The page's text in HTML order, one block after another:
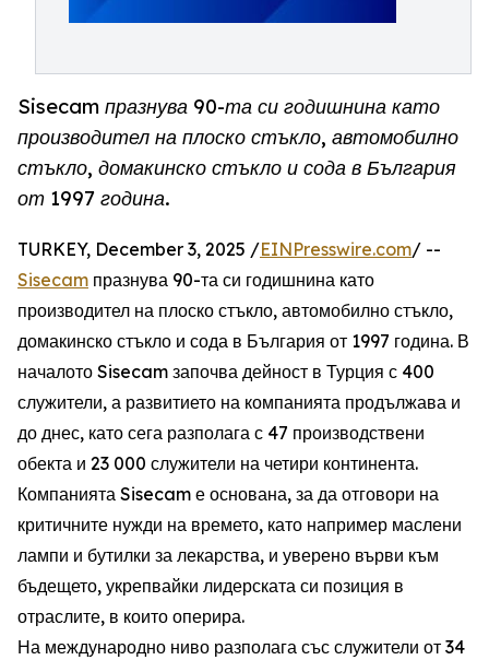
Sisecam празнува 90-та си годишнина като
производител на плоско стъкло, автомобилно
стъкло, домакинско стъкло и сода в България
от 1997 година.
TURKEY, December 3, 2025 /EINPresswire.com/ --
Sisecam празнува 90-та си годишнина като
производител на плоско стъкло, автомобилно стъкло,
домакинско стъкло и сода в България от 1997 година. В
началото Sisecam започва дейност в Турция с 400
служители, а развитието на компанията продължава и
до днес, като сега разполага с 47 производствени
обекта и 23 000 служители на четири континента.
Компанията Sisecam е основана, за да отговори на
критичните нужди на времето, като например маслени
лампи и бутилки за лекарства, и уверено върви към
бъдещето, укрепвайки лидерската си позиция в
отраслите, в които оперира.
На международно ниво разполага със служители от 34